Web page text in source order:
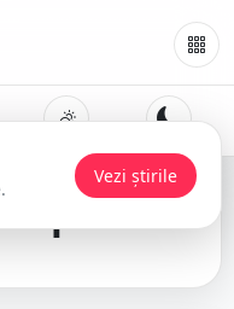
Vezi știrile